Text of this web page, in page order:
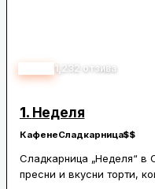
1,232 отзива
1. Неделя
КафенеСладкарница$$
Сладкарница „Неделя“ в
пресни и вкусни торти,